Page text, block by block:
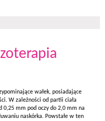
wałek, posiadające
W zależności od partii ciała
0,25 mm pod oczy do 2,0 mm na
naskórka. Powstałe w ten